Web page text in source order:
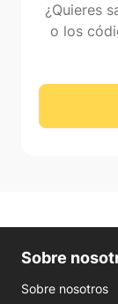
¿Quieres
o los
Sobre
Sobre nosotros